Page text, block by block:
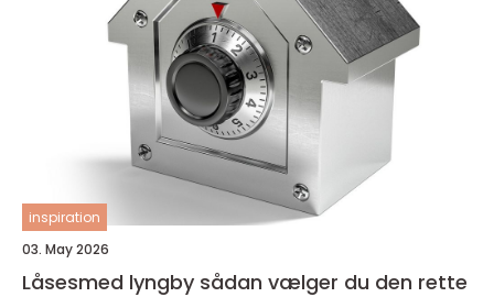
inspiration
03. May 2026
Låsesmed lyngby sådan vælger du den rette